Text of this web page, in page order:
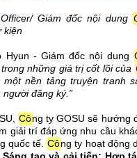
Giám đốc nội dung
kiện
Hyun - Giám đốc nội dung
trong những giá trị cốt lõi của
nền tảng truyện tranh
đăng ký.”
Công ty GOSU sẽ hướng
giải trí đáp ứng nhu cầu
quốc tế. Công ty hoạt động